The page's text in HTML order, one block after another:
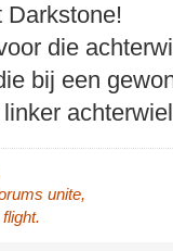
Darkstone!
die
bij een
unite,